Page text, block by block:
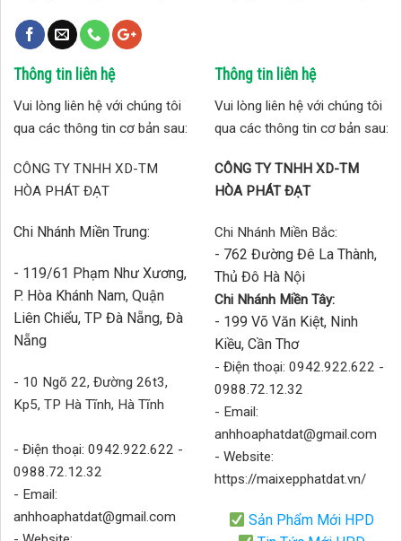
Thông tin liên hệ
Vui lòng liên hệ với chúng tôi
qua các thông tin cơ bản sau:
CÔNG TY TNHH XD-TM
HÒA PHÁT ĐẠT
Chi Nhánh Miền Trung:
- 119/61 Phạm Như Xương,
P. Hòa Khánh Nam, Quận
Liên Chiểu, TP Đà Nẵng, Đà
Nẵng
- 10 Ngõ 22, Đường 26t3,
Kp5, TP Hà Tĩnh, Hà Tĩnh
- Điện thoại: 0942.922.622 -
0988.72.12.32
- Email:
anhhoaphatdat@gmail.com
Thông tin liên hệ
Vui lòng liên hệ với chúng tôi
qua các thông tin cơ bản sau:
CÔNG TY TNHH XD-TM
HÒA PHÁT ĐẠT
Chi Nhánh Miền Bắc:
- 762 Đường Đê La Thành,
Thủ Đô Hà Nội
Chi Nhánh Miền Tây:
- 199 Võ Văn Kiệt, Ninh
Kiều, Cần Thơ
- Điện thoại: 0942.922.622 -
0988.72.12.32
- Email:
anhhoaphatdat@gmail.com
- Website:
https://maixepphatdat.vn/
Sản Phẩm Mới HPD